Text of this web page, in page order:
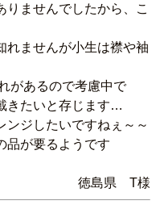
りませんでしたから、こ
れませんが小生は襟や袖
があるので考慮中で
きたいと存じます…
ンジしたいですねぇ～～
品が要るようです
徳島県 T様